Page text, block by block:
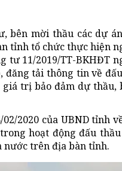
bên mời thầu các dự
tỉnh tổ chức thực hiện
11/2019/TT-BKHĐT
đăng tải thông tin về
trị bảo đảm dự
02/2020 của UBND tỉnh
hoạt động đấu
nước trên địa bàn tỉnh.